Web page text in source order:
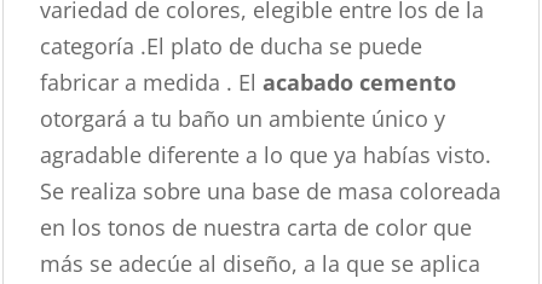
variedad de colores, elegible entre los de la
categoría .El plato de ducha se puede
fabricar a medida . Elacabado cemento
otorgará a tu baño un ambiente único y
agradable diferente a lo que ya habías visto.
Se realiza sobre una base de masa coloreada
en los tonos de nuestra carta de color que
más se adecúe al diseño, a la que se aplica